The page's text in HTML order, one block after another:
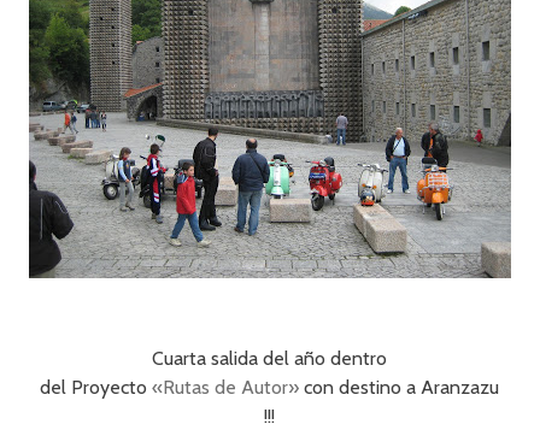
Cuarta salida del año dentro
del Proyecto«Rutas de Autor» con destino a Aranzazu
!!!